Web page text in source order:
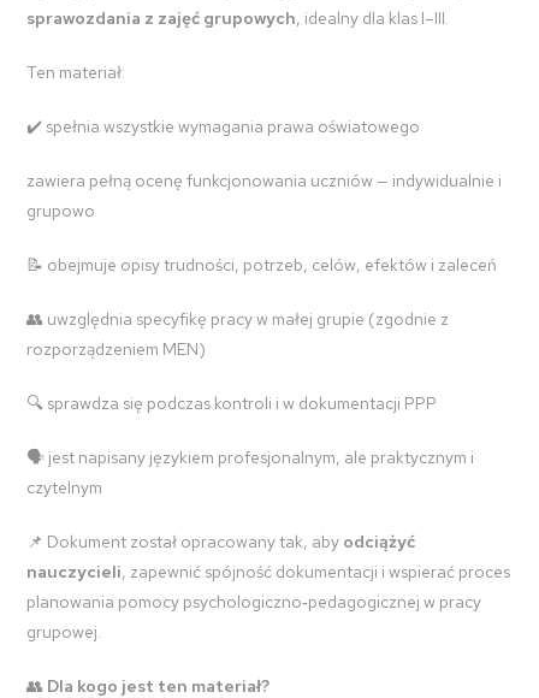
sprawozdania z zajęć grupowych, idealny dla klas I–III.
Ten materiał:
✔️ spełnia wszystkie wymagania prawa oświatowego
zawiera pełną ocenę funkcjonowania uczniów — indywidualnie i
grupowo
📝 obejmuje opisy trudności, potrzeb, celów, efektów i zaleceń
👥 uwzględnia specyfikę pracy w małej grupie (zgodnie z
rozporządzeniem MEN)
🔍 sprawdza się podczas kontroli i w dokumentacji PPP
🗣️ jest napisany językiem profesjonalnym, ale praktycznym i
czytelnym
📌 Dokument został opracowany tak, aby odciążyć
nauczycieli, zapewnić spójność dokumentacji i wspierać proces
planowania pomocy psychologiczno‑pedagogicznej w pracy
grupowej.
👥 Dla kogo jest ten materiał?